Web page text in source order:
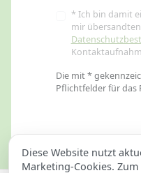
* Ich bin damit
mir
Die mit *
Pflichtfelder für das
Diese Website nutzt
Marketing-Cookies.